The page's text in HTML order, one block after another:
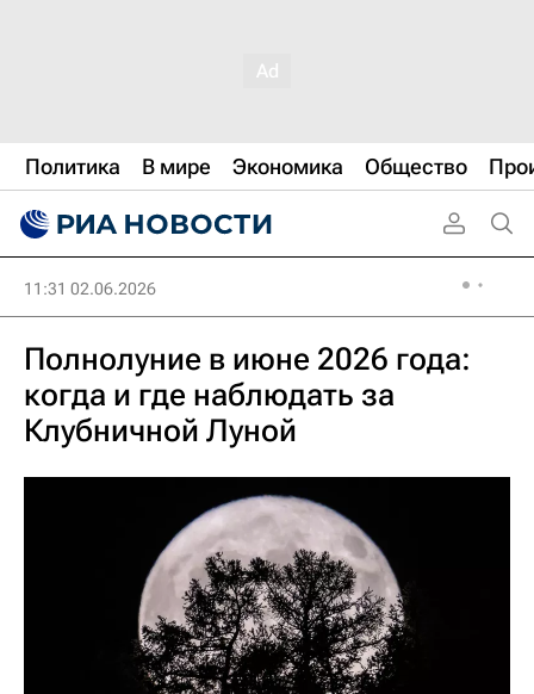
Политика В мире Экономика Общество
11:31 02.06.2026
Полнолуние в июне 2026 года:
когда и где наблюдать за
Клубничной Луной